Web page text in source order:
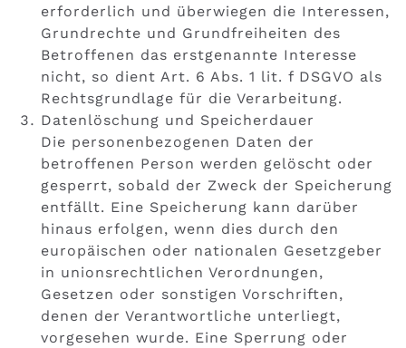
erforderlich und überwiegen die Interessen,
Grundrechte und Grundfreiheiten des
Betroffenen das erstgenannte Interesse
nicht, so dient Art. 6 Abs. 1 lit. f DSGVO als
Rechtsgrundlage für die Verarbeitung.
Datenlöschung und Speicherdauer
Die personenbezogenen Daten der
betroffenen Person werden gelöscht oder
gesperrt, sobald der Zweck der Speicherung
entfällt. Eine Speicherung kann darüber
hinaus erfolgen, wenn dies durch den
europäischen oder nationalen Gesetzgeber
in unionsrechtlichen Verordnungen,
Gesetzen oder sonstigen Vorschriften,
denen der Verantwortliche unterliegt,
vorgesehen wurde. Eine Sperrung oder